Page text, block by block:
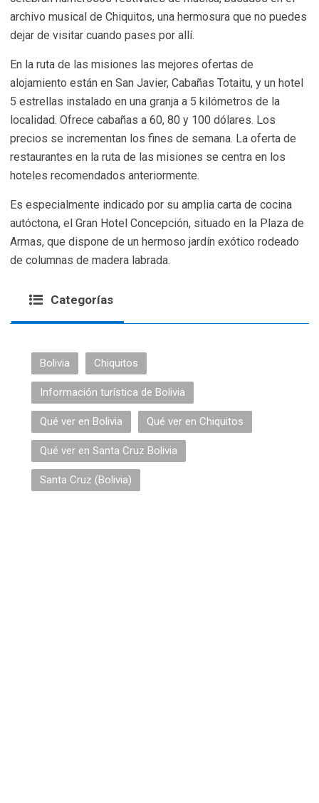
archivo musical de Chiquitos, una hermosura que no puedes
dejar de visitar cuando pases por allí.
En la ruta de las misiones las mejores ofertas de
alojamiento están en San Javier, Cabañas Totaitu, y un hotel
5 estrellas instalado en una granja a 5 kilómetros de la
localidad. Ofrece cabañas a 60, 80 y 100 dólares. Los
precios se incrementan los fines de semana. La oferta de
restaurantes en la ruta de las misiones se centra en los
hoteles recomendados anteriormente.
Es especialmente indicado por su amplia carta de cocina
autóctona, el Gran Hotel Concepción, situado en la Plaza de
Armas, que dispone de un hermoso jardín exótico rodeado
de columnas de madera labrada.
Categorías
Bolivia Chiquitos
Información turística de Bolivia
Qué ver en Bolivia Qué ver en Chiquitos
Qué ver en Santa Cruz Bolivia
Santa Cruz (Bolivia)